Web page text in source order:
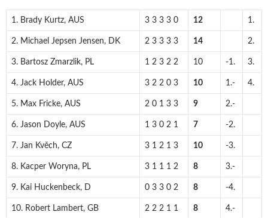
1. Brady Kurtz, AUS 3 3 3 3 0 12 1.
2. Michael Jepsen Jensen, DK 2 3 3 3 3 14 2.
3. Bartosz Zmarzlik, PL 1 2 3 2 2 10 -1. 3.
4. Jack Holder, AUS 3 2 2 0 3 10 1.- 4.
5. Max Fricke, AUS 2 0 1 3 3 9 2.-
6. Jason Doyle, AUS 1 3 0 2 1 7 -2.
7. Jan Kvěch, CZ 3 1 2 1 3 10 -3.
8. Kacper Woryna, PL 3 1 1 1 2 8 3.-
9. Kai Huckenbeck, D 0 3 3 0 2 8 -4.
10. Robert Lambert, GB 2 2 2 1 1 8 4.-